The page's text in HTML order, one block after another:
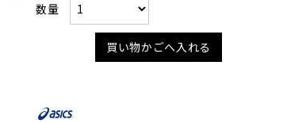
数量
買い物かごへ入れる